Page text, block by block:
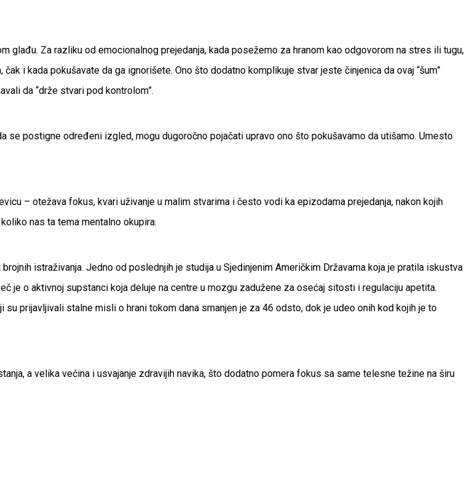
glađu. Za razliku od emocionalnog prejedanja, kada posežemo za hranom kao odgovorom na stres ili tugu,
i kada pokušavate da ga ignorišete. Ono što dodatno komplikuje stvar jeste činjenica da ovaj “šum”
da “drže stvari pod kontrolom”.
postigne određeni izgled, mogu dugoročno pojačati upravo ono što pokušavamo da utišamo. Umesto
– otežava fokus, kvari uživanje u malim stvarima i često vodi ka epizodama prejedanja, nakon kojih
nas ta tema mentalno okupira.
istraživanja. Jedno od poslednjih je studija u Sjedinjenim Američkim Državama koja je pratila iskustva
je o aktivnoj supstanci koja deluje na centre u mozgu zadužene za osećaj sitosti i regulaciju apetita.
prijavljivali stalne misli o hrani tokom dana smanjen je za 46 odsto, dok je udeo onih kod kojih je to
a velika većina i usvajanje zdravijih navika, što dodatno pomera fokus sa same telesne težine na širu